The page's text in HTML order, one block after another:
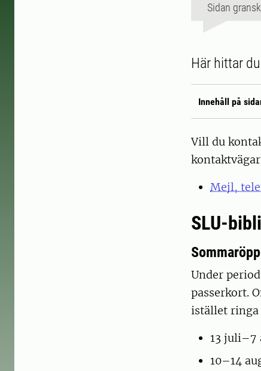
Sidan
Här hittar
Innehåll på
Vill du
Mejl,
SLU-
Under
passerkort.
istället ringa
13 juli–7
10–14